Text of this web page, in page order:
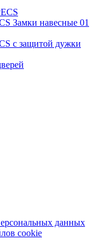
навесные 01
защитой дужки
данных
cookie